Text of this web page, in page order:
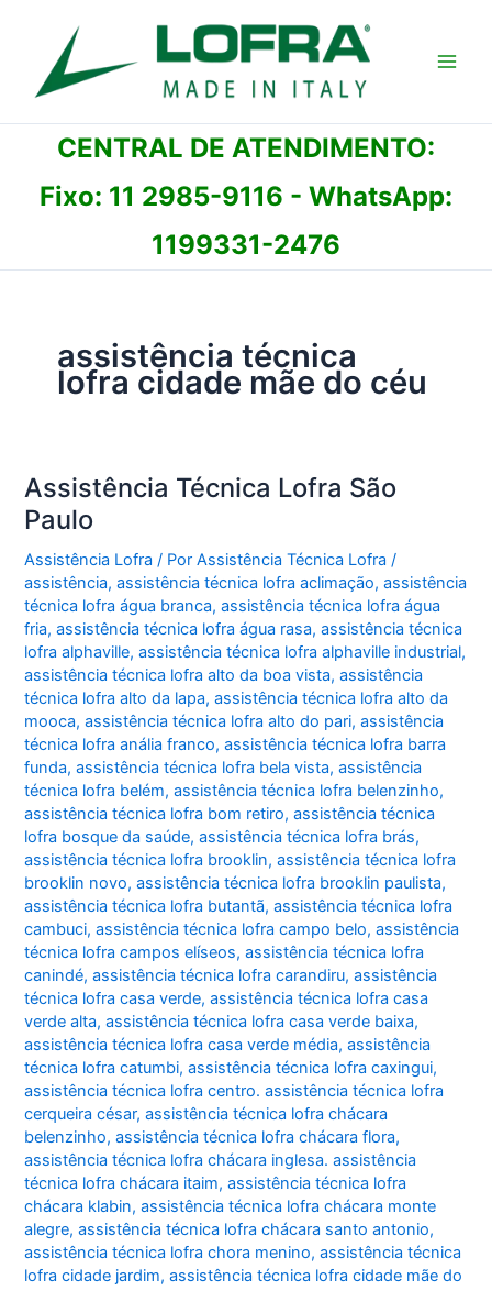
conteúdo
CENTRAL DE ATENDIMENTO:
Fixo: 11 2985-9116 - WhatsApp:
1199331-2476
assistência técnica
lofra cidade mãe do céu
Assistência Técnica Lofra São
Paulo
Assistência Lofra / PorAssistência Técnica Lofra/
assistência,assistência técnica lofra aclimação,assistência
técnica lofra água branca,assistência técnica lofra água
fria,assistência técnica lofra água rasa,assistência técnica
lofra alphaville,assistência técnica lofra alphaville industrial,
assistência técnica lofra alto da boa vista,assistência
técnica lofra alto da lapa,assistência técnica lofra alto da
mooca,assistência técnica lofra alto do pari,assistência
técnica lofra anália franco,assistência técnica lofra barra
funda,assistência técnica lofra bela vista,assistência
técnica lofra belém,assistência técnica lofra belenzinho,
assistência técnica lofra bom retiro,assistência técnica
lofra bosque da saúde,assistência técnica lofra brás,
assistência técnica lofra brooklin,assistência técnica lofra
brooklin novo,assistência técnica lofra brooklin paulista,
assistência técnica lofra butantã,assistência técnica lofra
cambuci,assistência técnica lofra campo belo,assistência
técnica lofra campos elíseos,assistência técnica lofra
canindé,assistência técnica lofra carandiru,assistência
técnica lofra casa verde,assistência técnica lofra casa
verde alta,assistência técnica lofra casa verde baixa,
assistência técnica lofra casa verde média,assistência
técnica lofra catumbi,assistência técnica lofra caxingui,
assistência técnica lofra centro. assistência técnica lofra
cerqueira césar,assistência técnica lofra chácara
belenzinho,assistência técnica lofra chácara flora,
assistência técnica lofra chácara inglesa. assistência
técnica lofra chácara itaim,assistência técnica lofra
chácara klabin,assistência técnica lofra chácara monte
alegre,assistência técnica lofra chácara santo antonio,
assistência técnica lofra chora menino,assistência técnica
lofra cidade jardim,assistência técnica lofra cidade mãe do